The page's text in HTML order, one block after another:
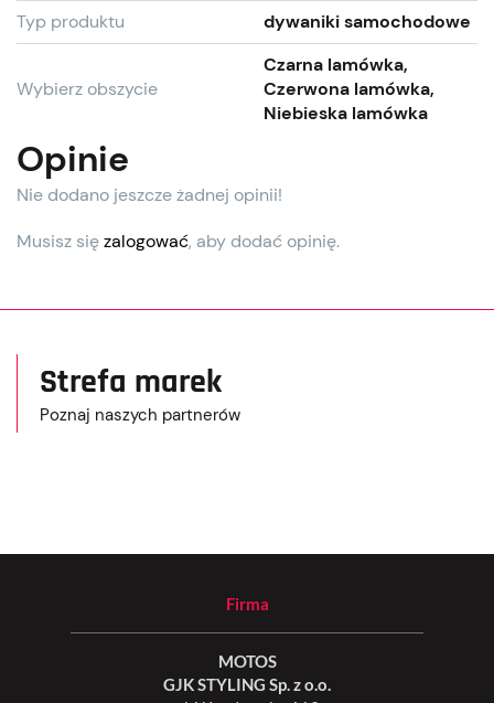
Typ produktu
dywaniki samochodowe
Wybierz obszycie
Czarna lamówka,
Czerwona lamówka,
Niebieska lamówka
Opinie
Nie dodano jeszcze żadnej opinii!
Musisz sięzalogować, aby dodać opinię.
Strefa marek
Poznaj naszych partnerów
Firma
MOTOS
GJK STYLING Sp. z o.o.